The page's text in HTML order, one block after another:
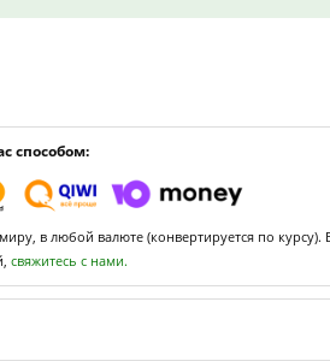
способом:
в любой валюте (конвертируется по курсу).
свяжитесь с нами.